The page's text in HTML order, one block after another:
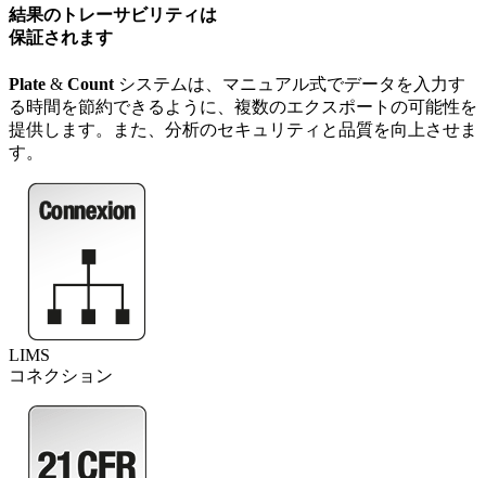
結果のトレーサビリティは
保証されます
Plate & Count システムは、マニュアル式でデータを入力す
る時間を節約できるように、複数のエクスポートの可能性を
提供します。また、分析のセキュリティと品質を向上させま
す。
LIMS
コネクション